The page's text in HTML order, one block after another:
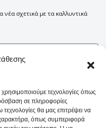
τεχνολογίες όπως
σε πληροφορίες
θα μας επιτρέψει να
όπως συμπεριφορά
σχετικά με τα καλλυντικά